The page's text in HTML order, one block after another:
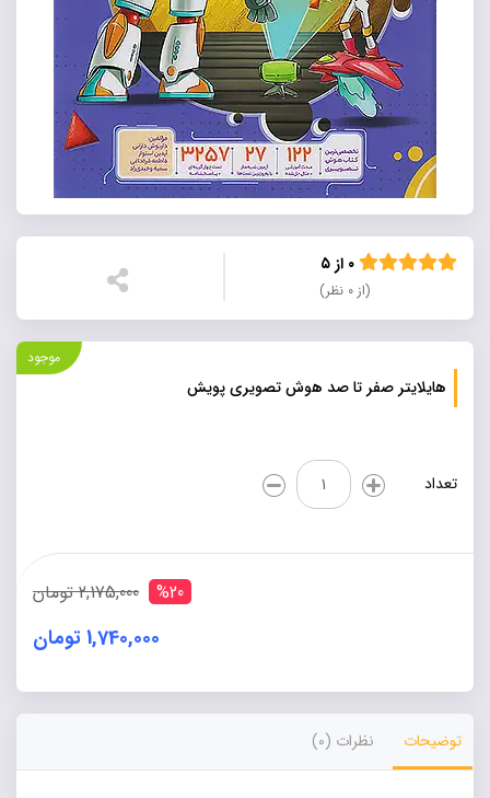
(از ۰ نظر)
هایلایتر صفر تا صد هوش تصویری پویش
موجود
تعداد
هایلایتر
صفر
هوش
%20 2,175,000 تومان
1,740,000 تومان
Alternative:
توضیحات نظرات (0)